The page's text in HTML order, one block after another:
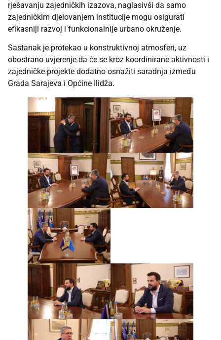
rješavanju zajedničkih izazova, naglasivši da samo
zajedničkim djelovanjem institucije mogu osigurati
efikasniji razvoj i funkcionalnije urbano okruženje.
Sastanak je protekao u konstruktivnoj atmosferi, uz
obostrano uvjerenje da će se kroz koordinirane aktivnosti i
zajedničke projekte dodatno osnažiti saradnja između
Grada Sarajeva i Općine Ilidža.